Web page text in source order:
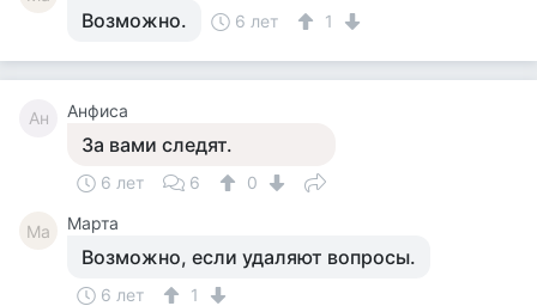
Возможно. 6 лет 1
Ан Анфиса
За вами следят.
6 лет 6 0
Ма Марта
Возможно, если удаляют вопросы.
6 лет 1